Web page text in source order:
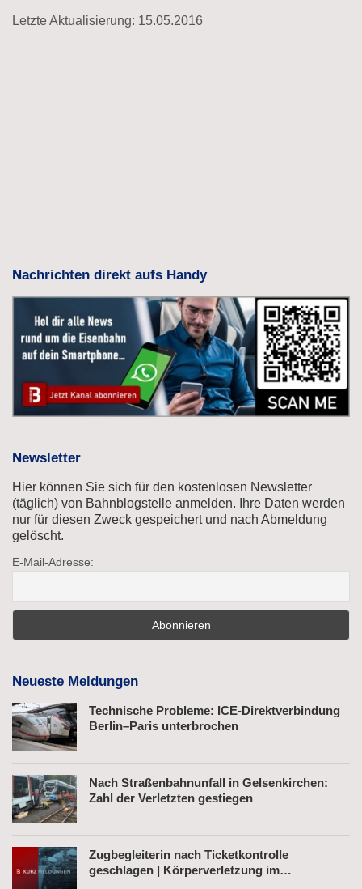
Letzte Aktualisierung: 15.05.2016
Nachrichten direkt aufs Handy
Newsletter
Hier können Sie sich für den kostenlosen Newsletter
(täglich) von Bahnblogstelle anmelden. Ihre Daten werden
nur für diesen Zweck gespeichert und nach Abmeldung
gelöscht.
E-Mail-Adresse:
Neueste Meldungen
Technische Probleme: ICE-Direktverbindung
Berlin–Paris unterbrochen
Nach Straßenbahnunfall in Gelsenkirchen:
Zahl der Verletzten gestiegen
Zugbegleiterin nach Ticketkontrolle
geschlagen | Körperverletzung im